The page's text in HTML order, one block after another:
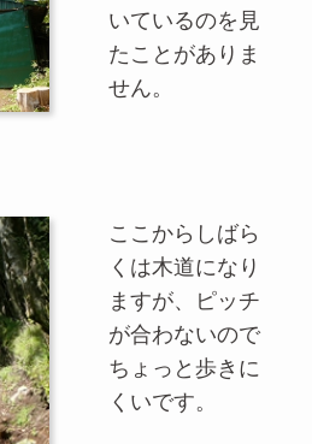
いているのを見
たことがありま
せん。
ここからしばら
くは木道になり
ますが、ピッチ
が合わないので
ちょっと歩きに
くいです。